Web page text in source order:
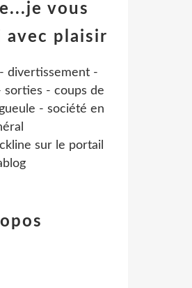
vous
avec plaisir
divertissement -
- coups de
- société en
sur le portail